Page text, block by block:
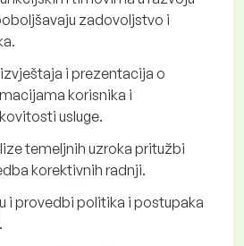
zadovoljstvo i
i prezentacija o
korisnika i
usluge.
temeljnih uzroka pritužbi
korektivnih radnji.
i provedbi politika i postupaka